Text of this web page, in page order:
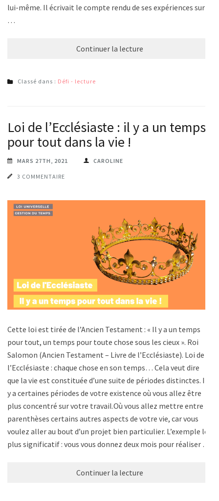
lui-même. Il écrivait le compte rendu de ses expériences sur
…
Continuer la lecture
Classé dans : Défi - lecture
Loi de l’Ecclésiaste : il y a un temps
pour tout dans la vie !
MARS 27TH, 2021 CAROLINE
3 COMMENTAIRE
Cette loi est tirée de l’Ancien Testament : « Il y a un temps
pour tout, un temps pour toute chose sous les cieux ». Roi
Salomon (Ancien Testament – Livre de l’Ecclésiaste). Loi de
l’Ecclésiaste : chaque chose en son temps… Cela veut dire
que la vie est constituée d’une suite de périodes distinctes. Il
y a certaines périodes de votre existence où vous allez être
plus concentré sur votre travail.Où vous allez mettre entre
parenthèses certains autres aspects de votre vie, car vous
voulez aller au bout d’un projet bien particulier. L’exemple le
plus significatif : vous vous donnez deux mois pour réaliser …
Continuer la lecture